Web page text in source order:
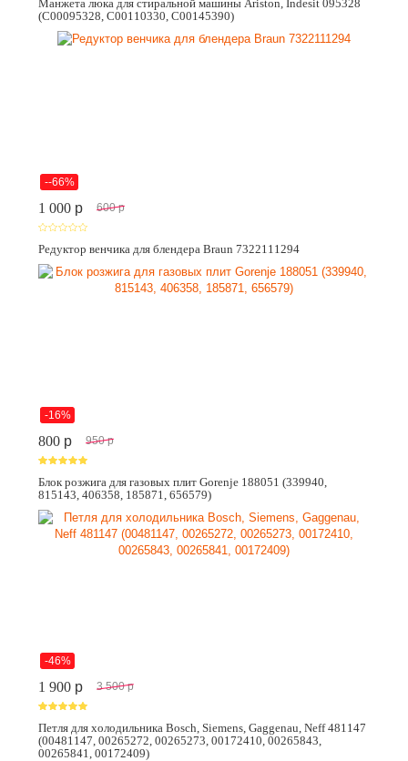
Манжета люка для стиральной машины Ariston, Indesit 095328
(C00095328, C00110330, C00145390)
--66%
1 000 p 600 p
Редуктор венчика для блендера Braun 7322111294
-16%
800 p 950 p
Блок розжига для газовых плит Gorenje 188051 (339940,
815143, 406358, 185871, 656579)
-46%
1 900 p 3 500 p
Петля для холодильника Bosch, Siemens, Gaggenau, Neff 481147
(00481147, 00265272, 00265273, 00172410, 00265843,
00265841, 00172409)